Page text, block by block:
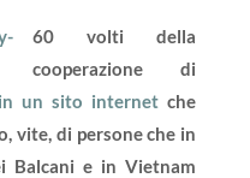
60 volti della
cooperazione di
un sito internet che
vite, di persone che in
Balcani e in Vietnam